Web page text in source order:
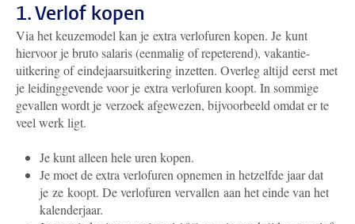
1. Verlof kopen
Via het keuzemodel kan je extra verlofuren kopen. Je kunt
hiervoor je bruto salaris (eenmalig of repeterend), vakantie-
uitkering of eindejaarsuitkering inzetten. Overleg altijd eerst met
je leidinggevende voor je extra verlofuren koopt. In sommige
gevallen wordt je verzoek afgewezen, bijvoorbeeld omdat er te
veel werk ligt.
Je kunt alleen hele uren kopen.
Je moet de extra verlofuren opnemen in hetzelfde jaar dat
je ze koopt. De verlofuren vervallen aan het einde van het
kalenderjaar.